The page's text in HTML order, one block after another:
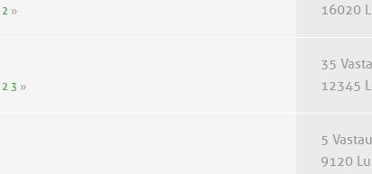
2 »
16020
2 3 »
35
12345
5
9120